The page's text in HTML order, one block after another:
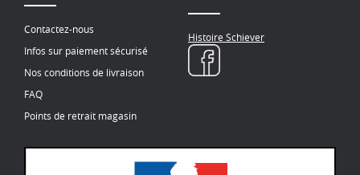
Contactez-nous
Infos sur paiement sécurisé
Nos conditions de livraison
FAQ
Points de retrait magasin
Histoire Schiever